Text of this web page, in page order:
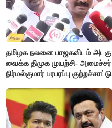
தமிழக நலனை பாஜகவிடம் அடகு
வைக்க திமுக முயற்சி- அமைச்சர்
நிர்மல்குமார் பரபரப்பு குற்றச்சாட்டு